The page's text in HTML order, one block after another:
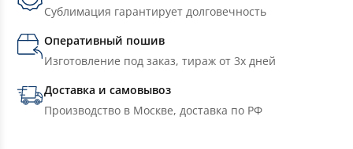
Сублимация гарантирует долговечность
Оперативный пошив
Изготовление под заказ, тираж от 3х дней
Доставка и самовывоз
Производство в Москве, доставка по РФ